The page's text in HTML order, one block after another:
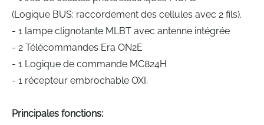
(Logique BUS: raccordement des cellules avec 2 fils).
- 1 lampe clignotante MLBT avec antenne intégrée
- 2 Télécommandes Era ON2E
- 1 Logique de commande MC824H
- 1 récepteur embrochable OXI.
Principales fonctions: